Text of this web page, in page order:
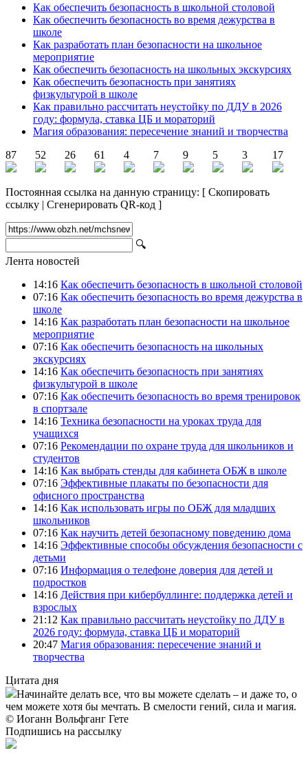
Как обеспечить безопасность в школьной столовой
Как обеспечить безопасность во время дежурства в
школе
Как разработать план безопасности на школьное
мероприятие
Как обеспечить безопасность на школьных экскурсиях
Как обеспечить безопасность при занятиях
физкультурой в школе
Как правильно рассчитать неустойку по ДДУ в 2026
году: формула, ставка ЦБ и мораторий
Магия образования: пересечение знаний и творчества
87
52 26 61 4 7 9 5 3 17
Постоянная ссылка на данную страницу: [ Скопировать
ссылку | Сгенерировать QR-код ]
🔍
Лента новостей
14:16 Как обеспечить безопасность в школьной столовой
07:16 Как обеспечить безопасность во время дежурства в
школе
14:16 Как разработать план безопасности на школьное
мероприятие
07:16 Как обеспечить безопасность на школьных
экскурсиях
14:16 Как обеспечить безопасность при занятиях
физкультурой в школе
07:16 Как обеспечить безопасность во время тренировок
в спортзале
14:16 Техника безопасности на уроках труда для
учащихся
07:16 Рекомендации по охране труда для школьников и
студентов
14:16 Как выбрать стенды для кабинета ОБЖ в школе
07:16 Эффективные плакаты по безопасности для
офисного пространства
14:16 Как использовать игры по ОБЖ для младших
школьников
07:16 Как научить детей безопасному поведению дома
14:16 Эффективные способы обсуждения безопасности с
детьми
07:16 Информация о телефоне доверия для детей и
подростков
14:16 Действия при кибербуллинге: поддержка детей и
взрослых
21:12 Как правильно рассчитать неустойку по ДДУ в
2026 году: формула, ставка ЦБ и мораторий
20:47 Магия образования: пересечение знаний и
творчества
Цитата дня
Начинайте делать все, что вы можете сделать – и даже то, о
чем можете хотя бы мечтать. В смелости гений, сила и магия.
© Иоганн Вольфганг Гете
Подпишись на рассылку